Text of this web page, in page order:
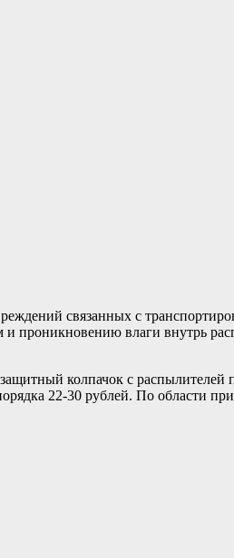
связанных с
и проникновению влаги внутрь
колпачок с распылителей
22-30 рублей. По области